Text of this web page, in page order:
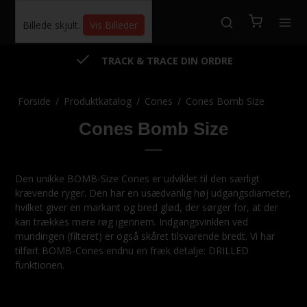
Billede skjult. Vis Billeder
KUNDESERVICE TLF +45 4375 1234
Forside / Produktkatalog / Cones / Cones Bomb Size
Cones Bomb Size
Den unikke BOMB-Size Cones er udviklet til den særligt
krævende ryger. Den har en usædvanlig høj udgangsdiameter,
hvilket giver en markant og bred glød, der sørger for, at der
kan trækkes mere røg igennem. Indgangsvinklen ved
mundingen (filteret) er også skåret tilsvarende bredt. Vi har
tilført BOMB-Cones endnu en fræk detalje: DRILLED
funktionen.